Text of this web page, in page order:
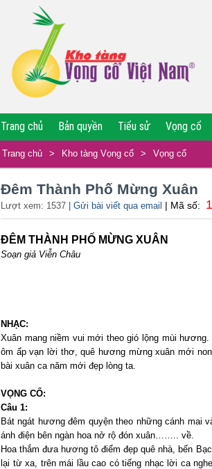
Trang chủ Bản quyền Tiểu sử Vọng cổ
Trang chủ > Kho tàng Vọng cổ > Vọng cổ
Đêm Thành Phố Mừng Xuân
Lượt xem: 1537 | Gửi bài viết qua email | Mã số:
ĐÊM THÀNH PHỐ MỪNG XUÂN
Soạn giả Viễn Châu
NHẠC:
Xuân mang niềm vui mới theo gió lộng mùi
ôm ấp vạn lời thơ, quê hương mừng xuân mới
bài xuân ca năm mới đẹp lòng ta.
VỌNG CỔ:
Câu 1:
Bát ngát hương đêm quyện theo những cánh mai
ánh điện bên ngàn hoa nở rộ đón xuân…….. về.
Hoa thắm đưa hương tô điểm đẹp quê nhà, bến
lại từ xa, trên mái lầu cao có tiếng nhạc lời ca